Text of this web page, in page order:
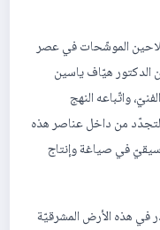
الموشّحات في عصر
الدكتور هيّاف ياسين
واتّباعه النهج
من داخل عناصر هذه
في صياغة وإنتاج
في هذه الأرض المشرقيّة